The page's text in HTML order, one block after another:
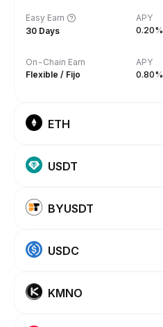
Easy Earn
30 Days
APY
0.20%
On-Chain Earn
Flexible / Fijo
APY
0.80%
ETH
USDT
BYUSDT
USDC
KMNO